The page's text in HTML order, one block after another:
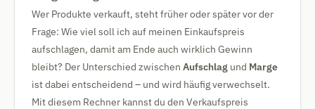
Wer Produkte verkauft, steht früher oder später vor der
Frage: Wie viel soll ich auf meinen Einkaufspreis
aufschlagen, damit am Ende auch wirklich Gewinn
bleibt? Der Unterschied zwischen Aufschlag und Marge
ist dabei entscheidend – und wird häufig verwechselt.
Mit diesem Rechner kannst du den Verkaufspreis